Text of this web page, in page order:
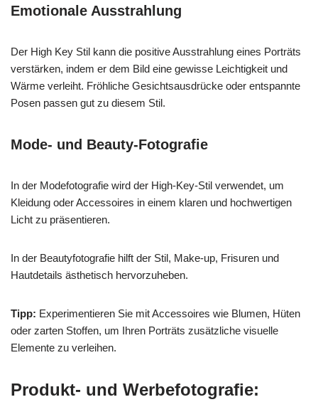
Emotionale Ausstrahlung
Der High Key Stil kann die positive Ausstrahlung eines Porträts
verstärken, indem er dem Bild eine gewisse Leichtigkeit und
Wärme verleiht. Fröhliche Gesichtsausdrücke oder entspannte
Posen passen gut zu diesem Stil.
Mode- und Beauty-Fotografie
In der Modefotografie wird der High-Key-Stil verwendet, um
Kleidung oder Accessoires in einem klaren und hochwertigen
Licht zu präsentieren.
In der Beautyfotografie hilft der Stil, Make-up, Frisuren und
Hautdetails ästhetisch hervorzuheben.
Tipp: Experimentieren Sie mit Accessoires wie Blumen, Hüten
oder zarten Stoffen, um Ihren Porträts zusätzliche visuelle
Elemente zu verleihen.
Produkt- und Werbefotografie: